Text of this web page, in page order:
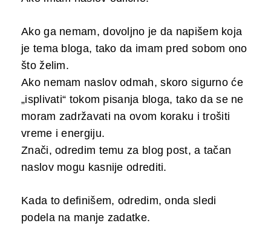
Ako ga nemam, dovoljno je da napišem koja
je tema bloga, tako da imam pred sobom ono
što želim.
Ako nemam naslov odmah, skoro sigurno će
„isplivati“ tokom pisanja bloga, tako da se ne
moram zadržavati na ovom koraku i trošiti
vreme i energiju.
Znači, odredim temu za blog post, a tačan
naslov mogu kasnije odrediti.
Kada to definišem, odredim, onda sledi
podela na manje zadatke.